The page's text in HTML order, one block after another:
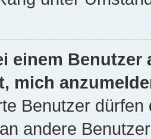
einem
mich
Benutzer
andere